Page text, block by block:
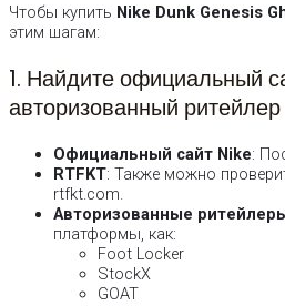
Чтобы купить Nike Dunk Genesis
этим шагам:
1. Найдите официальный
авторизованный ритейлер
Официальный сайт Nike:
RTFKT: Также можно
rtfkt.com.
Авторизованные
платформы, как:
Foot Locker
StockX
GOAT